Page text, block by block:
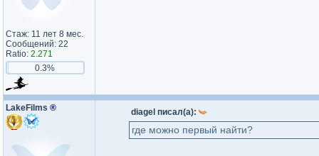
Стаж: 11 лет 8 мес.
Сообщений: 22
Ratio: 2.271
0.3%
LakeFilms ® diagel писал(а):
где можно первый найти?